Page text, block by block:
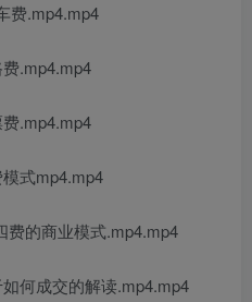
费.mp4.mp4
.mp4.mp4
.mp4.mp4
式mp4.mp4
费的商业模式.mp4.mp4
何成交的解读.mp4.mp4